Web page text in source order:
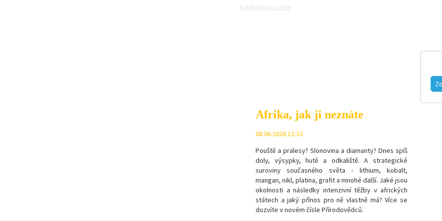
Katalog pro učitele
FOTOGALERIE
Afrika, jak ji neznáte
08.06.2026 12:33
Pouště a pralesy? Slonovina a diamanty? Dnes spíš
doly, výsypky, hutě a odkaliště. A strategické
suroviny současného světa - lithium, kobalt,
mangan, nikl, platina, grafit a mnohé další. Jaké jsou
okolnosti a následky intenzivní těžby v afrických
státech a jaký přínos pro ně vlastně má? Více se
dozvíte v novém čísle Přírodovědců.